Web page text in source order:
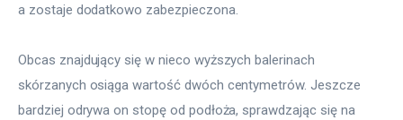
a zostaje dodatkowo zabezpieczona.
Obcas znajdujący się w nieco wyższych balerinach
skórzanych osiąga wartość dwóch centymetrów. Jeszcze
bardziej odrywa on stopę od podłoża, sprawdzając się na